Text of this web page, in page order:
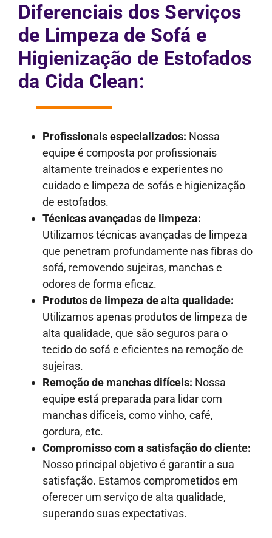
Diferenciais dos Serviços
de Limpeza de Sofá e
Higienização de Estofados
da Cida Clean:
Profissionais especializados: Nossa
equipe é composta por profissionais
altamente treinados e experientes no
cuidado e limpeza de sofás e higienização
de estofados.
Técnicas avançadas de limpeza:
Utilizamos técnicas avançadas de limpeza
que penetram profundamente nas fibras do
sofá, removendo sujeiras, manchas e
odores de forma eficaz.
Produtos de limpeza de alta qualidade:
Utilizamos apenas produtos de limpeza de
alta qualidade, que são seguros para o
tecido do sofá e eficientes na remoção de
sujeiras.
Remoção de manchas difíceis: Nossa
equipe está preparada para lidar com
manchas difíceis, como vinho, café,
gordura, etc.
Compromisso com a satisfação do cliente:
Nosso principal objetivo é garantir a sua
satisfação. Estamos comprometidos em
oferecer um serviço de alta qualidade,
superando suas expectativas.